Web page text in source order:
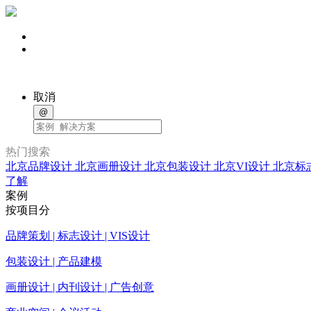
取消
@
热门搜索
北京品牌设计 北京画册设计 北京包装设计 北京VI设计 北京标
了解
案例
按项目分
品牌策划 | 标志设计 | VIS设计
包装设计 | 产品建模
画册设计 | 内刊设计 | 广告创意